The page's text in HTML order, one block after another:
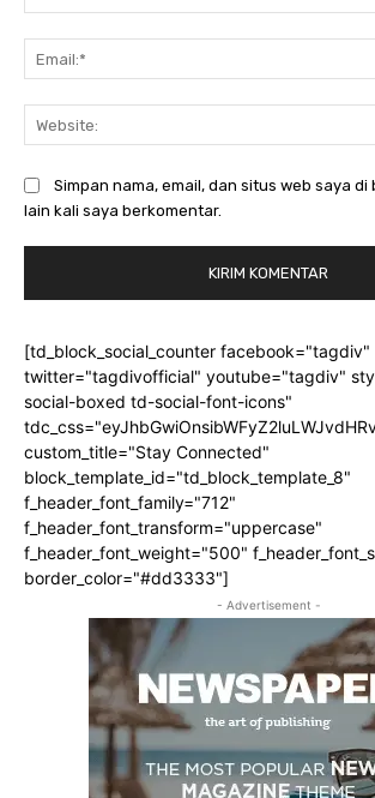
Simpan nama, email, dan situs web saya
lain kali saya berkomentar.
[td_block_social_counter facebook="tagdiv"
twitter="tagdivofficial" youtube="tagdiv"
social-boxed td-social-font-icons"
custom_title="Stay Connected"
block_template_id="td_block_template_8"
f_header_font_family="712"
f_header_font_transform="uppercase"
f_header_font_weight="500"
border_color="#dd3333"]
- Advertisement -